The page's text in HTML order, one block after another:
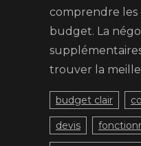
comprendre les
budget. La
trouver la
budget clair
devis